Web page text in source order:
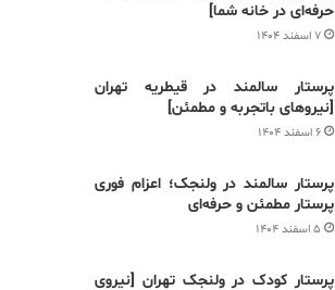
حرفه‌ای در خانه شما]
۷ اسفند ۱۴۰۴
پرستار سالمند در قیطریه تهران
[نیروهای باتجربه و مطمئن]
۶ اسفند ۱۴۰۴
پرستار سالمند در ولنجک؛ اعزام فوری
پرستار مطمئن و حرفه‌ای
۵ اسفند ۱۴۰۴
پرستار کودک در ولنجک تهران [نیروی